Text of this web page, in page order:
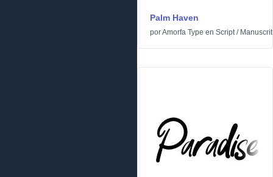
Palm Haven
porAmorfa Type en Script/